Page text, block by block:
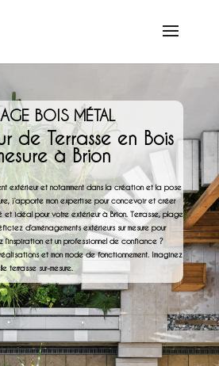
BOIS MÉTAL
de Terrasse en Bois
à Brion
extérieur et notamment dans la création et la pose
j’apporte mon expertise pour concevoir et créer
et idéal pour votre extérieur à Brion. Terrasse, plage
d’aménagements extérieurs sur mesure pour
l’inspiration et un professionnel de confiance ?
et mon mode de fonctionnement. Imaginez
terrasse sur-mesure.